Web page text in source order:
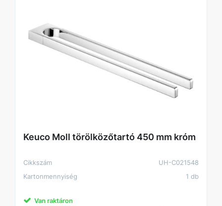
Keuco Moll törölközőtartó 450 mm króm
Cikkszám
UH-C021548
Kartonmennyiség
1 db
Van raktáron